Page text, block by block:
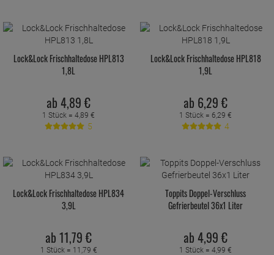
Lock&Lock Frischhaltedose HPL813
1,8L
ab 4,89 €
1 Stück = 4,89 €
5
Lock&Lock Frischhaltedose HPL818
1,9L
ab 6,29 €
1 Stück = 6,29 €
4
Lock&Lock Frischhaltedose HPL834
3,9L
ab 11,79 €
1 Stück = 11,79 €
Toppits Doppel-Verschluss
Gefrierbeutel 36x1 Liter
ab 4,99 €
1 Stück = 4,99 €